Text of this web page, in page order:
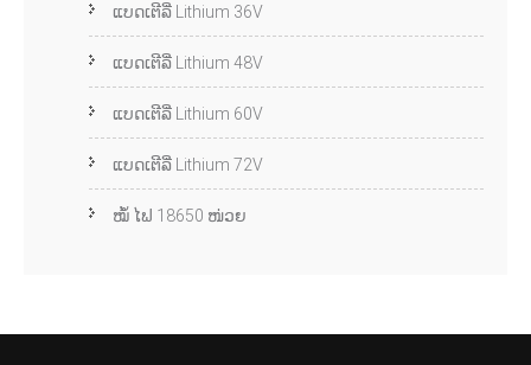
ແບດເຕີລີ່ Lithium 36V
ແບດເຕີລີ່ Lithium 48V
ແບດເຕີລີ່ Lithium 60V
ແບດເຕີລີ່ Lithium 72V
ໝໍ້ ໄຟ 18650 ໜ່ວຍ